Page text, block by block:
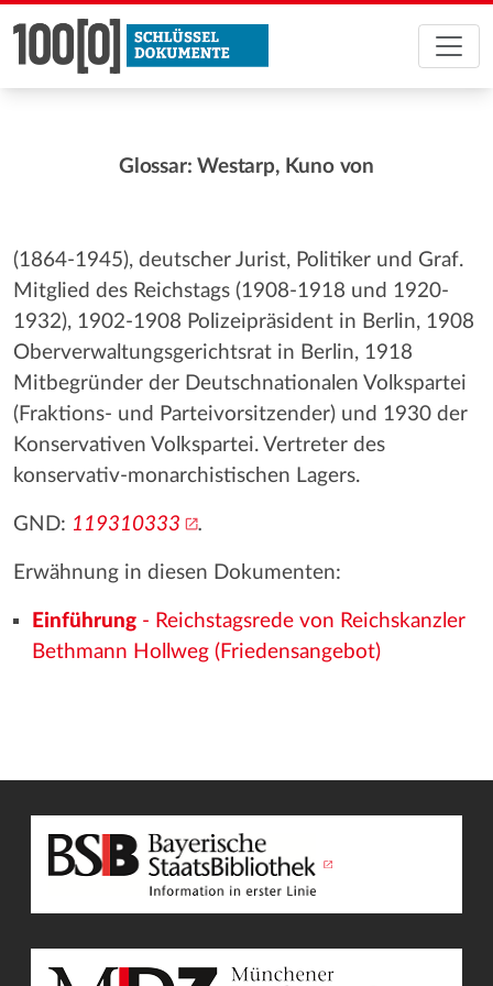
Glossar: Westarp, Kuno von
(1864-1945), deutscher Jurist, Politiker und Graf.
Mitglied des Reichstags (1908-1918 und 1920-
1932), 1902-1908 Polizeipräsident in Berlin, 1908
Oberverwaltungsgerichtsrat in Berlin, 1918
Mitbegründer der Deutschnationalen Volkspartei
(Fraktions- und Parteivorsitzender) und 1930 der
Konservativen Volkspartei. Vertreter des
konservativ-monarchistischen Lagers.
GND: 119310333 .
Erwähnung in diesen Dokumenten:
Einführung- Reichstagsrede von Reichskanzler
Bethmann Hollweg (Friedensangebot)